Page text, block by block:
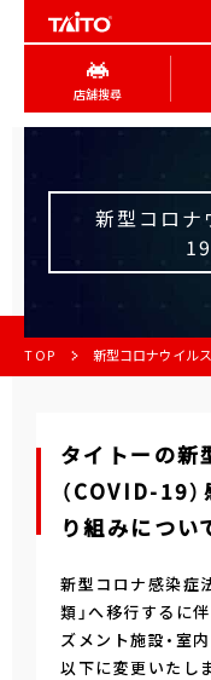
店舖搜尋
新型コロナ
TOP 新型コロナウイル
タイトーの新
（COVID-19
り組みについ
新型コロナ感染症
類」へ移行するに
ズメント施設・室
以下に変更いたし